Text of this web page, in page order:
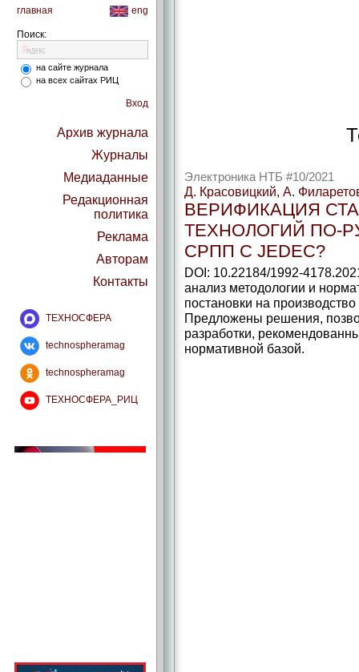
главная eng
Поиск:
на сайте журнала
на всех сайтах РИЦ
Вход
Архив журнала
Журналы
Медиаданные
Редакционная
политика
Реклама
Авторам
Контакты
ТЕХНОСФЕРА
technospheramag
technospheramag
ТЕХНОСФЕРА_РИЦ
Электроника НТБ #10/2021
Д. Красовицкий, А.
ВЕРИФИКАЦИЯ
ТЕХНОЛОГИЙ ПО-
СРПП С JEDEC?
DOI: 10.22184/1992-
анализ методологии и
постановки на
Предложены решения,
разработки,
нормативной базой.